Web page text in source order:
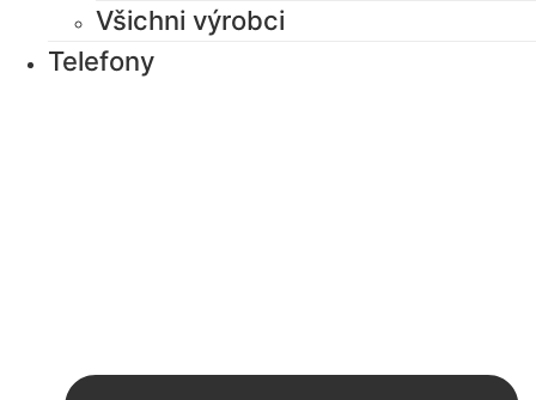
Všichni výrobci
Telefony